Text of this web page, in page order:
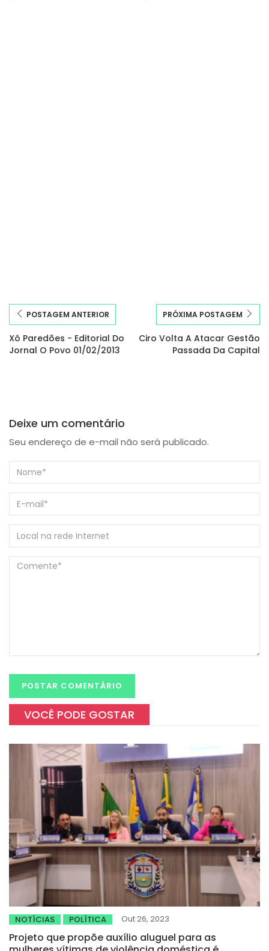
POSTAGEM ANTERIOR
Xô Paredões - Editorial Do
Jornal O Povo 01/02/2013
PRÓXIMA POSTAGEM
Ciro Volta A Atacar Gestão
Passada Da Capital
Deixe um comentário
Seu endereço de e-mail não será publicado.
VOCÊ PODE GOSTAR
NOTÍCIAS POLÍTICA Out 26, 2023
Projeto que propõe auxílio aluguel para as